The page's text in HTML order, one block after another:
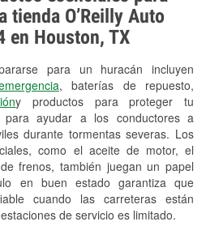
tienda O’Reilly Auto
en Houston, TX
para un huracán incluyen
, baterías de repuesto,
y productos para proteger tu
para ayudar a los conductores a
durante tormentas severas. Los
como el aceite de motor, el
frenos, también juegan un papel
en buen estado garantiza que
cuando las carreteras están
de servicio es limitado.
luz "Check Engine"
baterías y aceite
bombillas de faros
limpiaparabrisas
Préstamo de
de tambores y discos de